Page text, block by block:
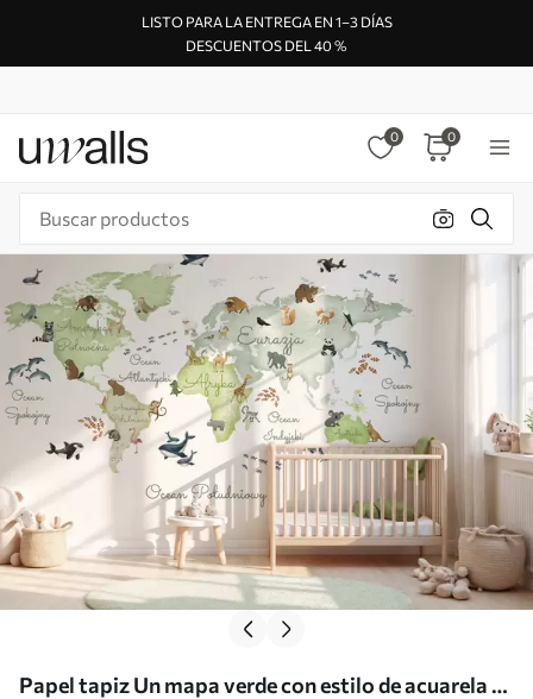
LISTO PARA LA ENTREGA EN 1–3 DÍAS
DESCUENTOS DEL 40 %
0 0
Papel tapiz Un mapa verde con estilo de acuarela en